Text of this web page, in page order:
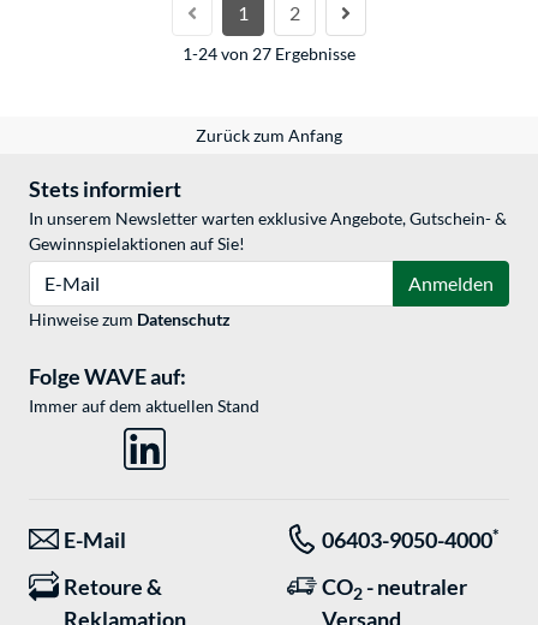
1 2
1-24 von 27 Ergebnisse
Zurück zum Anfang
Stets informiert
In unserem Newsletter warten exklusive Angebote, Gutschein- &
Gewinnspielaktionen auf Sie!
Anmelden
Hinweise zum Datenschutz
Folge WAVE auf:
Immer auf dem aktuellen Stand
E-Mail 06403-9050-4000*
Retoure &
Reklamation
CO2 - neutraler
Versand